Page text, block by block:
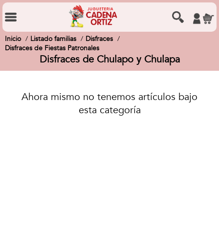
Inicio Listado familias
Disfraces
Disfraces de Fiestas Patronales
Disfraces de Chulapo y Chulapa
Ahora mismo no tenemos artículos bajo
esta categoría